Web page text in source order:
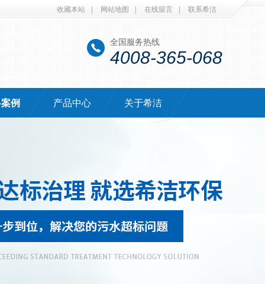
收藏本站 | 网站地图 | 在线留言 | 联系希洁
全国服务热线
4008-365-068
例 产品中心 关于希洁